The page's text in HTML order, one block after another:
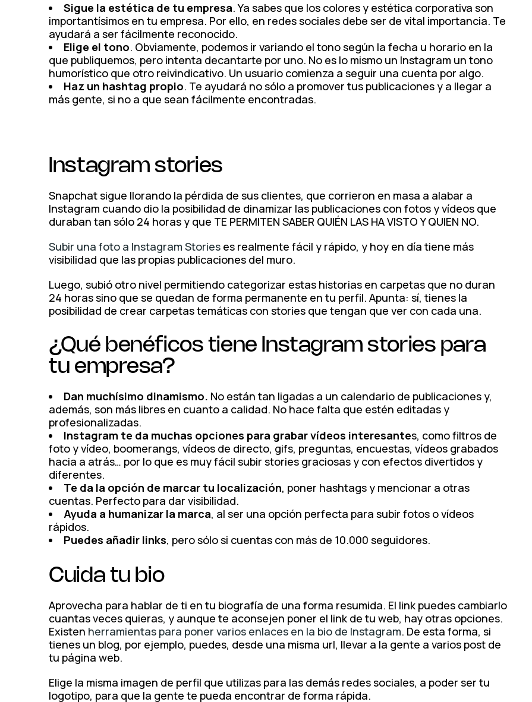
Sigue la estética de tu empresa. Ya sabes que los colores y estética corporativa son
importantísimos en tu empresa. Por ello, en redes sociales debe ser de vital importancia. Te
ayudará a ser fácilmente reconocido.
Elige el tono. Obviamente, podemos ir variando el tono según la fecha u horario en la
que publiquemos, pero intenta decantarte por uno. No es lo mismo un Instagram un tono
humorístico que otro reivindicativo. Un usuario comienza a seguir una cuenta por algo.
Haz un hashtag propio. Te ayudará no sólo a promover tus publicaciones y a llegar a
más gente, si no a que sean fácilmente encontradas.
Instagram stories
Snapchat sigue llorando la pérdida de sus clientes, que corrieron en masa a alabar a
Instagram cuando dio la posibilidad de dinamizar las publicaciones con fotos y vídeos que
duraban tan sólo 24 horas y que TE PERMITEN SABER QUIÉN LAS HA VISTO Y QUIEN NO.
Subir una foto a Instagram Stories es realmente fácil y rápido, y hoy en día tiene más
visibilidad que las propias publicaciones del muro.
Luego, subió otro nivel permitiendo categorizar estas historias en carpetas que no duran
24 horas sino que se quedan de forma permanente en tu perfil. Apunta: sí, tienes la
posibilidad de crear carpetas temáticas con stories que tengan que ver con cada una.
¿Qué benéficos tiene Instagram stories para
tu empresa?
Dan muchísimo dinamismo. No están tan ligadas a un calendario de publicaciones y,
además, son más libres en cuanto a calidad. No hace falta que estén editadas y
profesionalizadas.
Instagram te da muchas opciones para grabar vídeos interesantes, como filtros de
foto y vídeo, boomerangs, vídeos de directo, gifs, preguntas, encuestas, vídeos grabados
hacia a atrás… por lo que es muy fácil subir stories graciosas y con efectos divertidos y
diferentes.
Te da la opción de marcar tu localización, poner hashtags y mencionar a otras
cuentas. Perfecto para dar visibilidad.
Ayuda a humanizar la marca, al ser una opción perfecta para subir fotos o vídeos
rápidos.
Puedes añadir links, pero sólo si cuentas con más de 10.000 seguidores.
Cuida tu bio
Aprovecha para hablar de ti en tu biografía de una forma resumida. El link puedes cambiarlo
cuantas veces quieras, y aunque te aconsejen poner el link de tu web, hay otras opciones.
Existen herramientas para poner varios enlaces en la bio de Instagram. De esta forma, si
tienes un blog, por ejemplo, puedes, desde una misma url, llevar a la gente a varios post de
tu página web.
Elige la misma imagen de perfil que utilizas para las demás redes sociales, a poder ser tu
logotipo, para que la gente te pueda encontrar de forma rápida.